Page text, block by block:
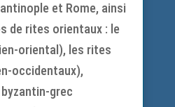
et Rome, ainsi
de rites orientaux : le
oriental), les rites
occidentaux),
grec